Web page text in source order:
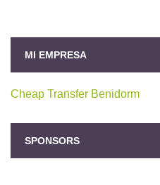
MI EMPRESA
Cheap Transfer Benidorm
SPONSORS